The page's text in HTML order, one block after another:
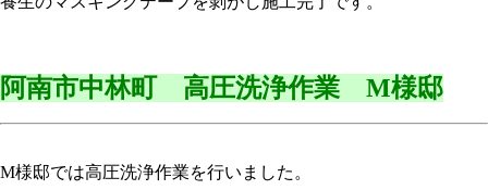
阿南市中林町 高圧洗浄作業 M様邸
M様邸では高圧洗浄作業を行いました。